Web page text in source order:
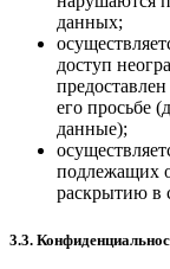
данных;
доступ
его просьбе
данные);
подлежащих
раскрытию в
3.3.